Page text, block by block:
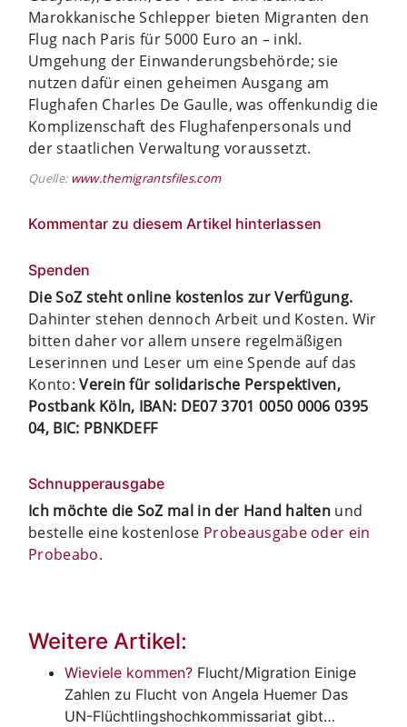
Marokkanische Schlepper bieten Migranten den
Flug nach Paris für 5000 Euro an – inkl.
Umgehung der Einwanderungsbehörde; sie
nutzen dafür einen geheimen Ausgang am
Flughafen Charles De Gaulle, was offenkundig die
Komplizenschaft des Flughafenpersonals und
der staatlichen Verwaltung voraussetzt.
Quelle: www.themigrantsfiles.com
Kommentar zu diesem Artikel hinterlassen
Spenden
Die SoZ steht online kostenlos zur Verfügung.
Dahinter stehen dennoch Arbeit und Kosten. Wir
bitten daher vor allem unsere regelmäßigen
Leserinnen und Leser um eine Spende auf das
Konto:Verein für solidarische Perspektiven,
Postbank Köln, IBAN: DE07 3701 0050 0006 0395
04, BIC: PBNKDEFF
Schnupperausgabe
Ich möchte die SoZ mal in der Hand halten und
bestelle eine kostenlose Probeausgabe oder ein
Probeabo.
Weitere Artikel:
Wieviele kommen? Flucht/Migration Einige
Zahlen zu Flucht von Angela Huemer Das
UN-Flüchtlingshochkommissariat gibt…